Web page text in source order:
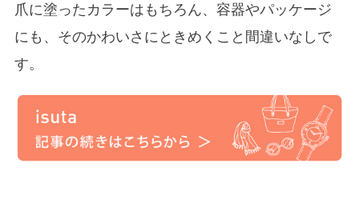
爪に塗ったカラーはもちろん、容器やパッケージ
にも、そのかわいさにときめくこと間違いなしで
す。